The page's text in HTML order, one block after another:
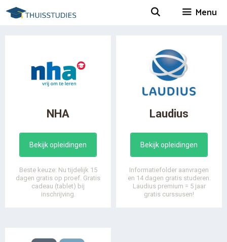
Spring
naar
Menu
NHA
Bekijk opleidingen
Beste keuze: Nu tijdelijk 15
dagen gratis op proef. Gratis
cadeau (tablet) bij
inschrijving.
Laudius
Bekijk opleidingen
Informatiefolder aanvragen
en 14 dagen gratis studeren.
Laudius premium = 5 jaar
gratis curssusen!